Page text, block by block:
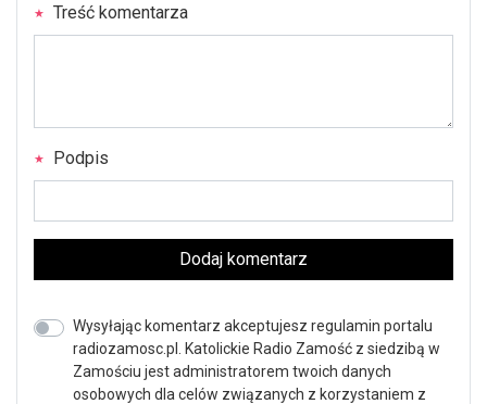
Treść komentarza
Podpis
Dodaj komentarz
Wysyłając komentarz akceptujesz regulamin portalu
radiozamosc.pl. Katolickie Radio Zamość z siedzibą w
Zamościu jest administratorem twoich danych
osobowych dla celów związanych z korzystaniem z